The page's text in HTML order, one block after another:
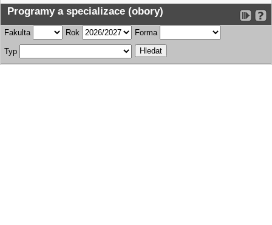
Programy a specializace (obory)
Fakulta Rok Forma
Typ